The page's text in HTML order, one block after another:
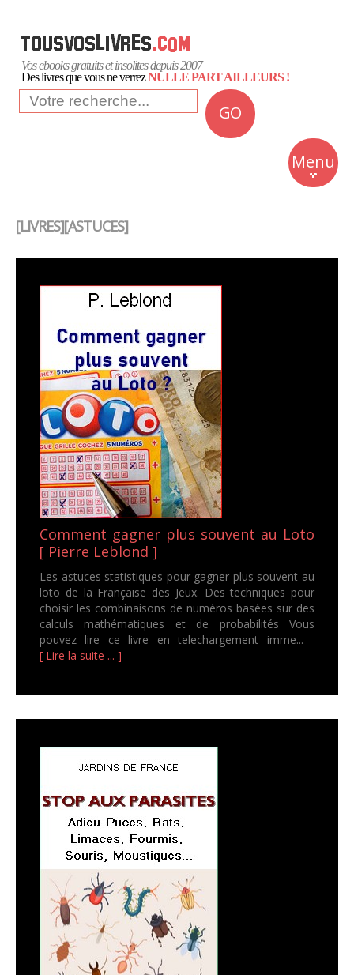
Vos ebooks gratuits et insolites depuis 2007
Des livres que vous ne verrezNULLE PART AILLEURS !
GO
Menu
Insolite
Business
[LIVRES][ASTUCES]
Comment gagner plus souvent au Loto
[ Pierre Leblond ]
Les astuces statistiques pour gagner plus souvent au
loto de la Française des Jeux. Des techniques pour
choisir les combinaisons de numéros basées sur des
calculs mathématiques et de probabilités Vous
pouvez lire ce livre en telechargement imme...
[ Lire la suite ... ]